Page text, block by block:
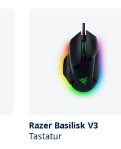
Razer Basilisk V3
Tastatur